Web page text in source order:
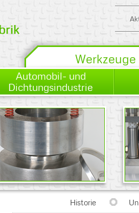
Automobil- und
Dichtungsindustrie
Historie